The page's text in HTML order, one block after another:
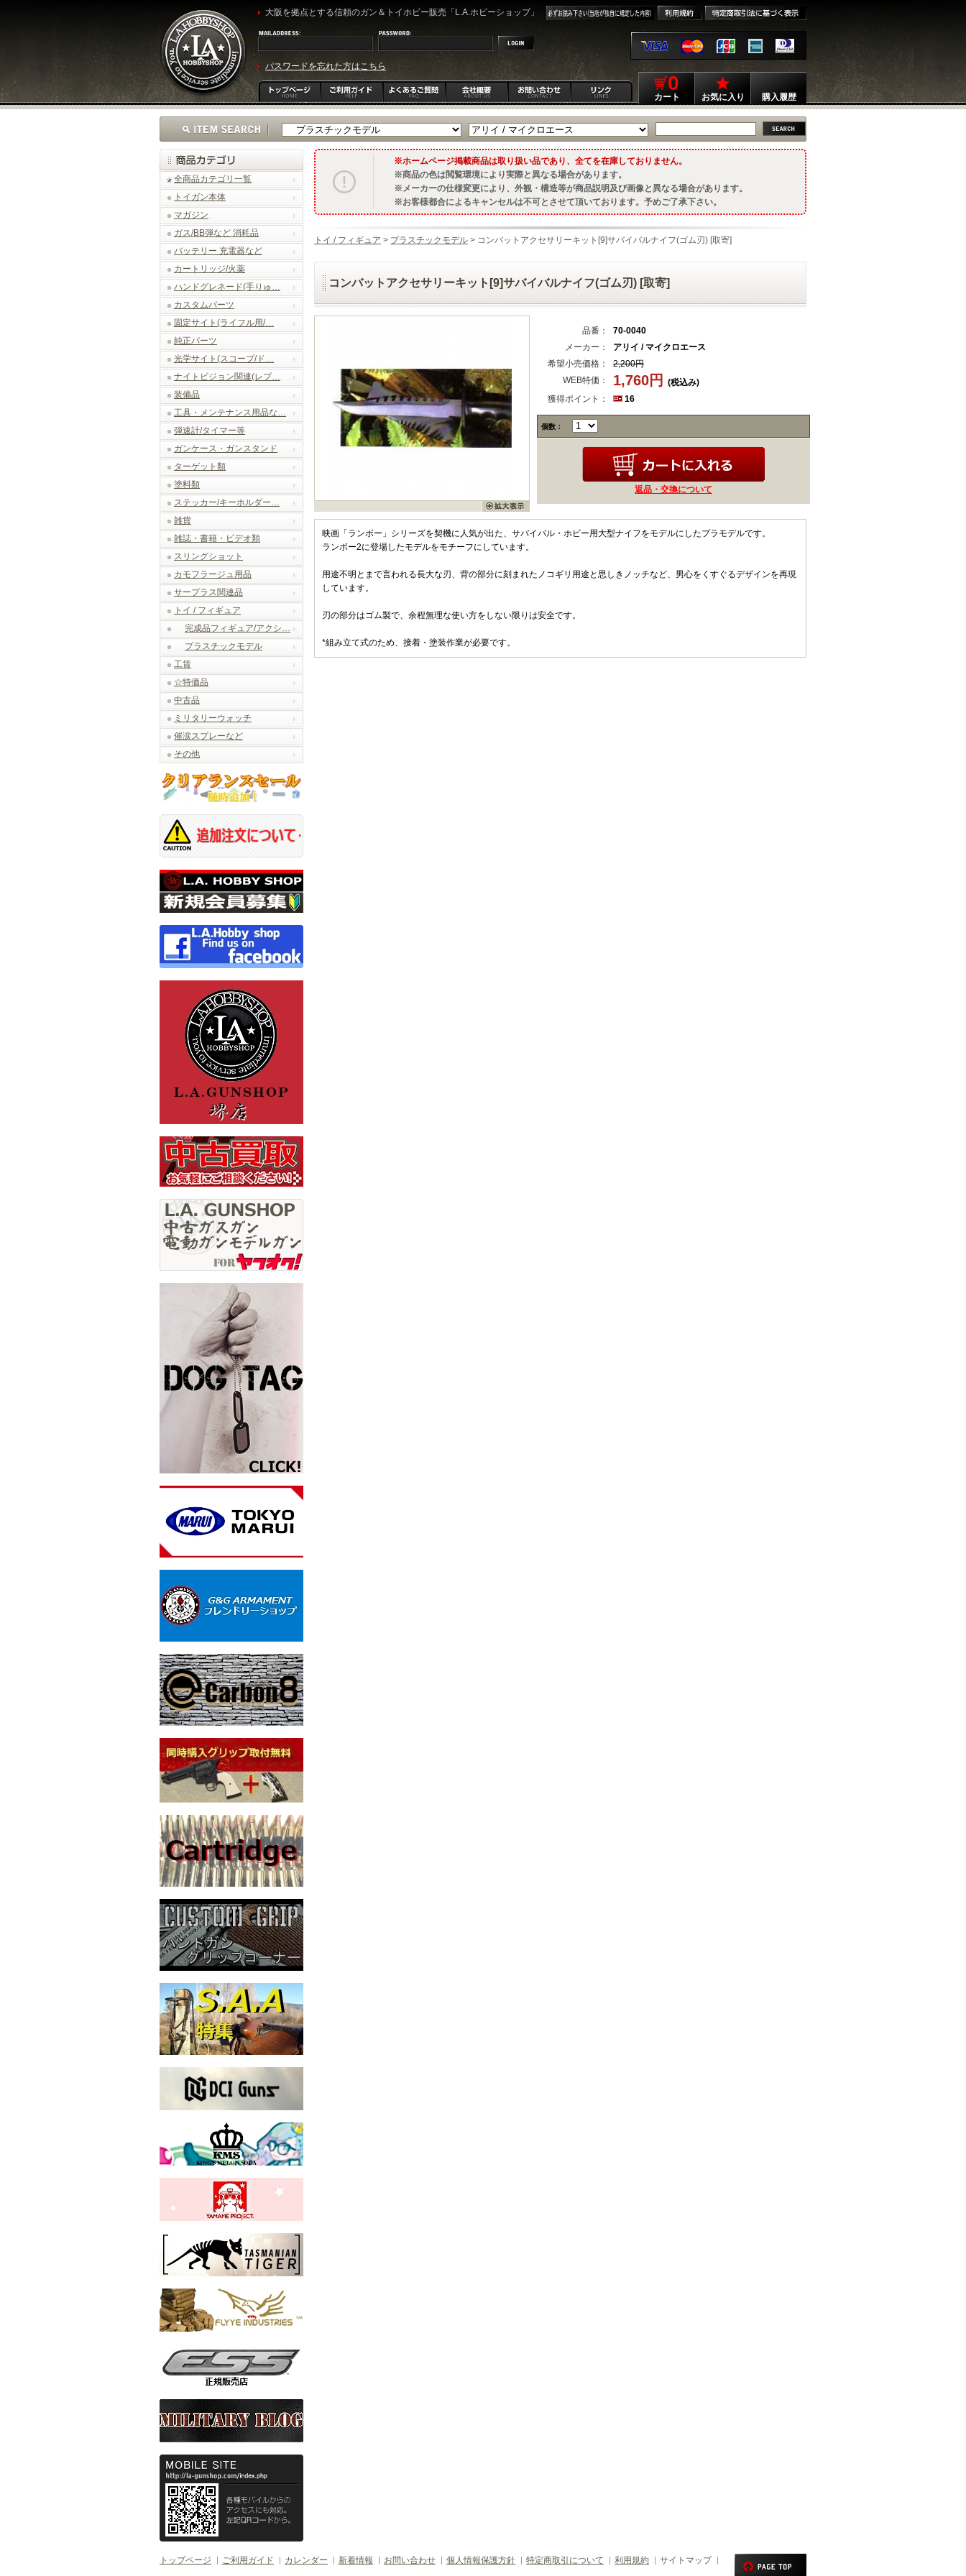
大阪を拠点とする信頼のガン＆トイホビー販売「L.A.ホビーショップ」
パスワードを忘れた方はこちら
0
カート お気に入り 購入履歴
全商品カテゴリ一覧
トイガン本体
マガジン
ガス/BB弾など 消耗品
バッテリー 充電器など
カートリッジ/火薬
ハンドグレネード(手りゅ…
カスタムパーツ
固定サイト(ライフル用/…
純正パーツ
光学サイト(スコープ/ド…
ナイトビジョン関連(レプ…
装備品
工具・メンテナンス用品な…
弾速計/タイマー等
ガンケース・ガンスタンド
ターゲット類
塗料類
ステッカー/キーホルダー…
雑貨
雑誌・書籍・ビデオ類
スリングショット
カモフラージュ用品
サープラス関連品
トイ / フィギュア
完成品フィギュア/アクシ…
プラスチックモデル
工賃
☆特価品
中古品
ミリタリーウォッチ
催涙スプレーなど
その他
ホームページ掲載商品は取り扱い品であり、全てを在庫しておりません。
商品の色は閲覧環境により実際と異なる場合があります。
メーカーの仕様変更により、外観・構造等が商品説明及び画像と異なる場合があります。
お客様都合によるキャンセルは不可とさせて頂いております。予めご了承下さい。
トイ / フィギュア > プラスチックモデル > コンバットアクセサリーキット[9]サバイバルナイフ(ゴム刃) [取寄]
コンバットアクセサリーキット[9]サバイバルナイフ(ゴム刃) [取寄]
品番：
70-0040
メーカー：
アリイ / マイクロエース
希望小売価格：
2,200円
WEB特価：
1,760円
(税込み)
獲得ポイント：
16
個数：
返品・交換について
映画「ランボー」シリーズを契機に人気が出た、サバイバル・ホビー用大型ナイフをモデルにしたプラモデルです。
ランボー2に登場したモデルをモチーフにしています。
用途不明とまで言われる長大な刃、背の部分に刻まれたノコギリ用途と思しきノッチなど、男心をくすぐるデザインを再現
しています。
刃の部分はゴム製で、余程無理な使い方をしない限りは安全です。
*組み立て式のため、接着・塗装作業が必要です。
トップページ ご利用ガイド カレンダー 新着情報 お問い合わせ 個人情報保護方針 特定商取引について 利用規約 サイトマップ